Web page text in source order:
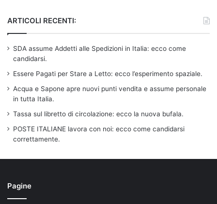
ARTICOLI RECENTI:
SDA assume Addetti alle Spedizioni in Italia: ecco come
candidarsi.
Essere Pagati per Stare a Letto: ecco l’esperimento spaziale.
Acqua e Sapone apre nuovi punti vendita e assume personale
in tutta Italia.
Tassa sul libretto di circolazione: ecco la nuova bufala.
POSTE ITALIANE lavora con noi: ecco come candidarsi
correttamente.
Pagine